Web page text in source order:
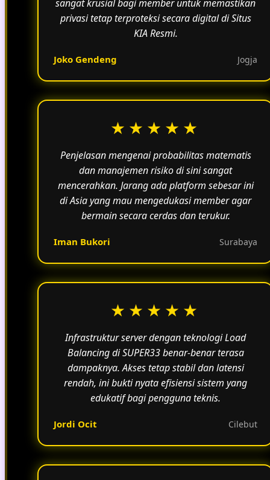
sangat krusial bagi member untuk memastikan
privasi tetap terproteksi secara digital di Situs
KIA Resmi.
Joko Gendeng Jogja
★★★★★
Penjelasan mengenai probabilitas matematis
dan manajemen risiko di sini sangat
mencerahkan. Jarang ada platform sebesar ini
di Asia yang mau mengedukasi member agar
bermain secara cerdas dan terukur.
Iman Bukori Surabaya
★★★★★
Infrastruktur server dengan teknologi Load
Balancing di SUPER33 benar-benar terasa
dampaknya. Akses tetap stabil dan latensi
rendah, ini bukti nyata efisiensi sistem yang
edukatif bagi pengguna teknis.
Jordi Ocit Cilebut